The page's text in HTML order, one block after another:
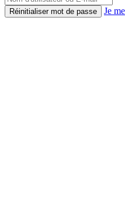
Réinitialiser mot de passe Je